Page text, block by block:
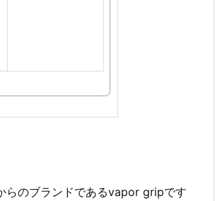
らのブランドであるvapor gripです